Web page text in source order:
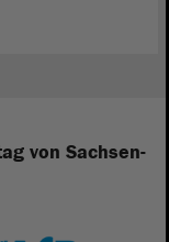
von Sachsen-